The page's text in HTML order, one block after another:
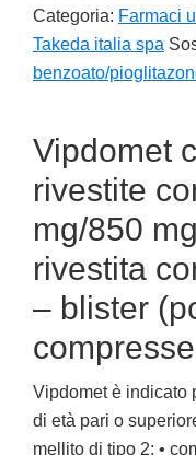
Categoria: Farmaci
Takeda italia spa
benzoato/
Vipdomet
rivestite
mg/850
rivestita
– blister
compresse
Vipdomet è indicato
di età pari o
mellito di tipo 2: •